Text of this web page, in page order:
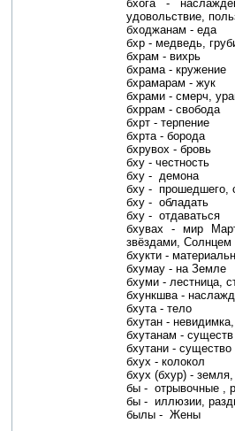
бхога -
удовольствие,
бходжанам - еда
бхр - медведь,
бхрам - вихрь
бхрама - кружение
бхрамарам - жук
бхрами - смерч,
бхррам - свобода
бхрт - терпение
бхрта - борода
бхрувох - бровь
бху - честность
бху - демона
бху - прошедшего,
бху - обладать
бху - отдаваться
бхувах - мир
звёздами, Солнцем
бхукти -
бхумау - на Земле
бхуми - лестница,
бхункшва -
бхута - тело
бхутан -
бхутанам - существ
бхутани - существо
бхух - колокол
бхух (бхур) -
бы - отрывочные ,
бы - иллюзии,
былы - Жены